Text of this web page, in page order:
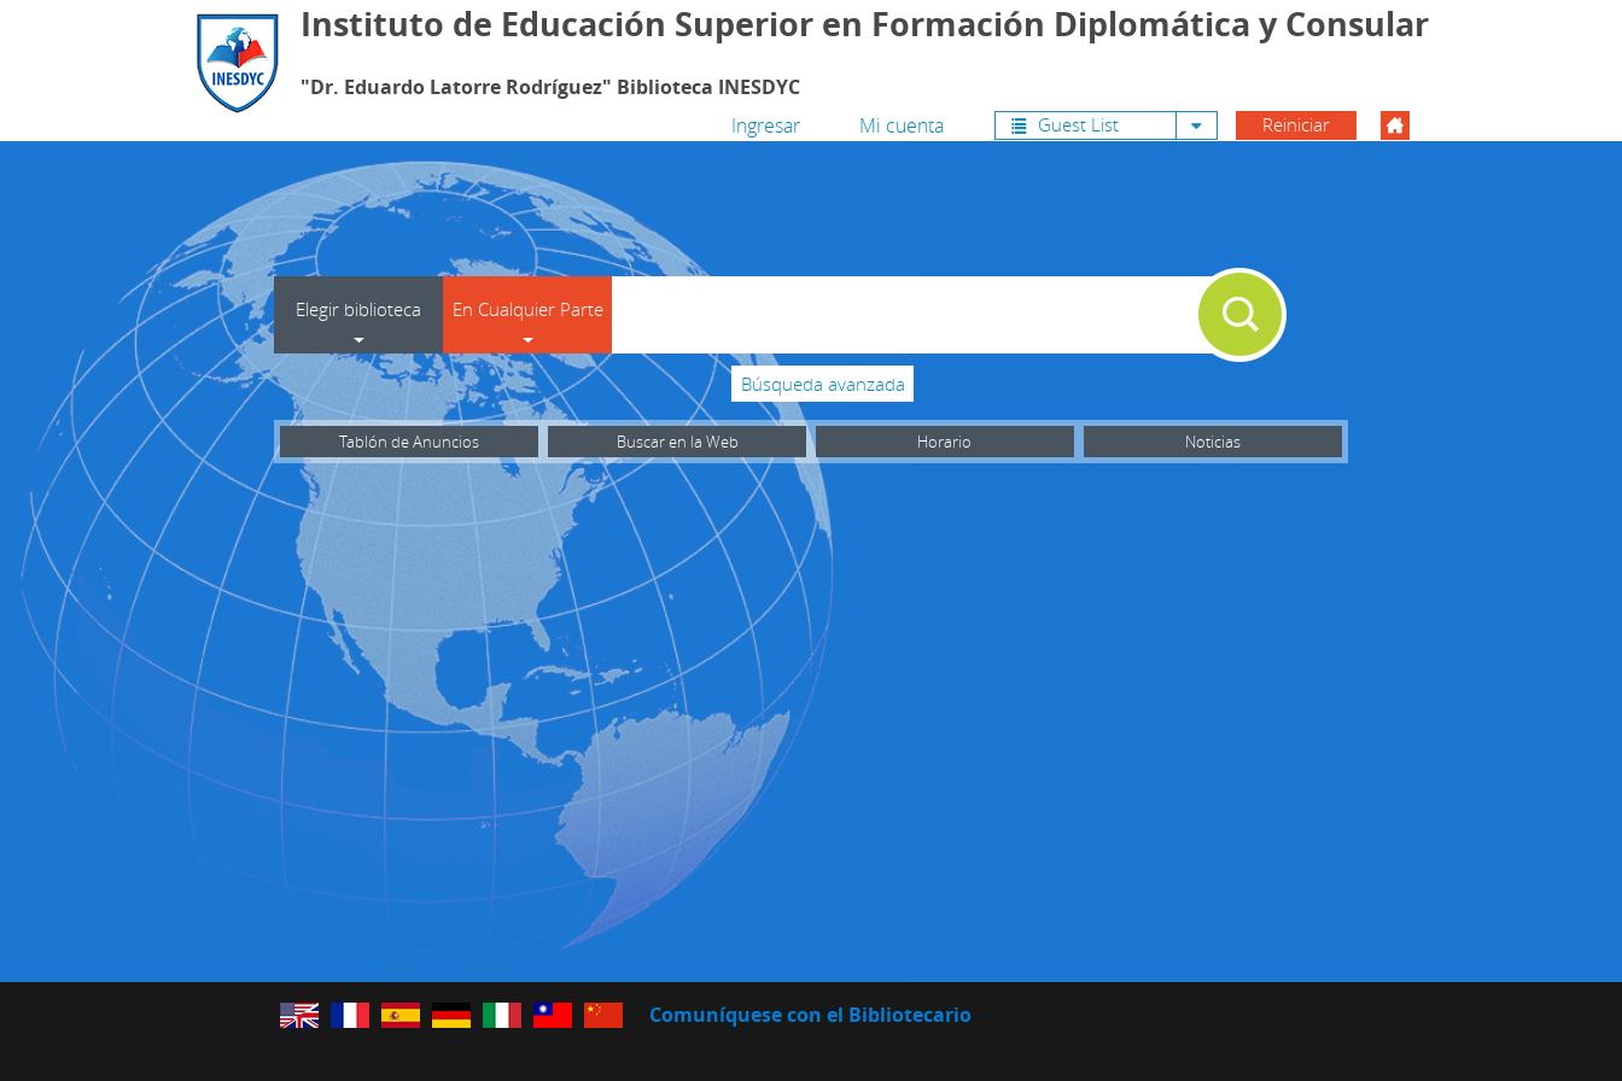
Instituto de Educación Superior en Formación Diplomática y Consular
"Dr. Eduardo Latorre Rodríguez" Biblioteca INESDYC
Ingresar
Mi cuenta Guest List Toggle Dropdown
Reiniciar
Elegir biblioteca En Cualquier Parte
Búsqueda avanzada
Tablón de Anuncios Buscar en la Web Horario Noticias
EnglishFrançaisEspañolDeutschItalianoChinese (Traditional)
Chinese (Simplified)
Comuníquese con el Bibliotecario